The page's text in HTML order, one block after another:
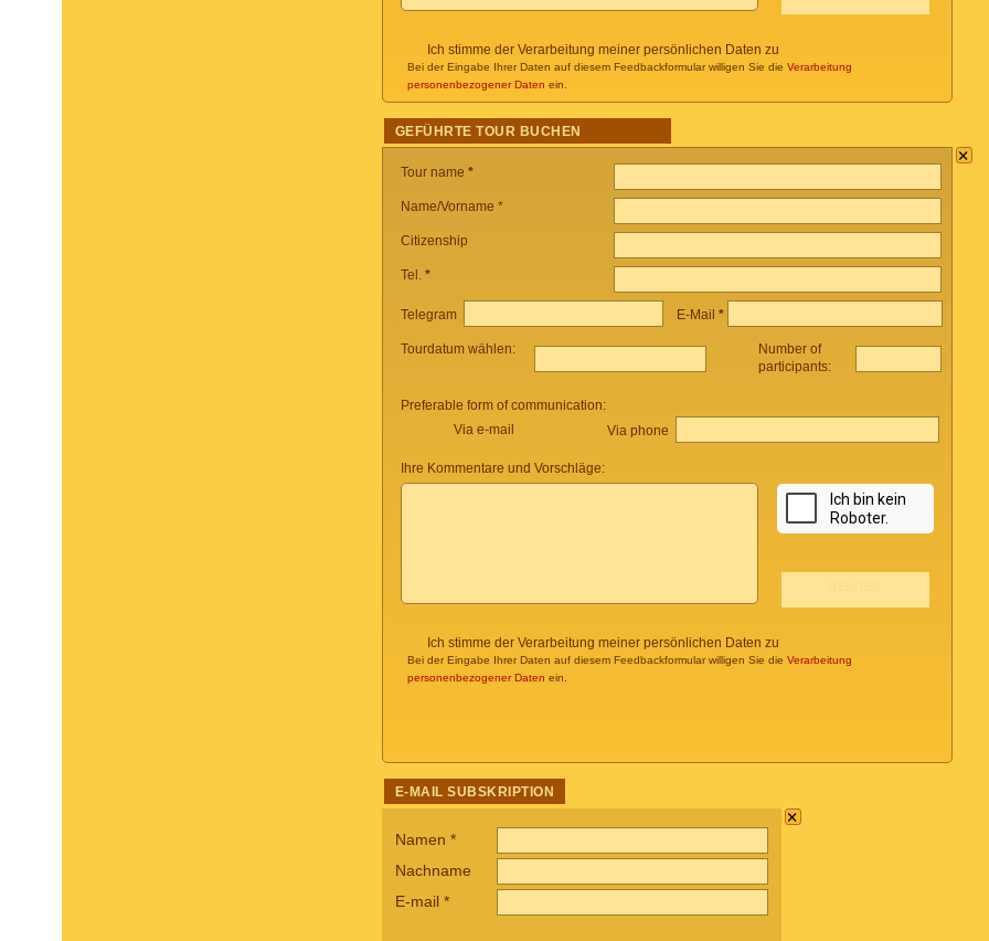
Ich stimme der Verarbeitung meiner persönlichen Daten zu
Bei der Eingabe Ihrer Daten auf diesem Feedbackformular willigen Sie die Verarbeitung
personenbezogener Daten ein.
GEFÜHRTE TOUR BUCHEN
×
Tour name *
Name/Vorname *
Citizenship
Tel. *
Telegram E-Mail *
Tourdatum wählen:
Number of
participants:
Preferable form of communication:
Via e-mail
Via phone
Ihre Kommentare und Vorschläge:
Ich stimme der Verarbeitung meiner persönlichen Daten zu
Bei der Eingabe Ihrer Daten auf diesem Feedbackformular willigen Sie die Verarbeitung
personenbezogener Daten ein.
E-MAIL SUBSKRIPTION
×
Namen *
Nachname
E-mail *